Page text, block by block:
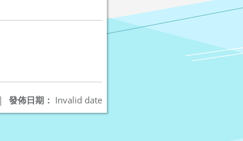
發佈日期： Invalid date
|